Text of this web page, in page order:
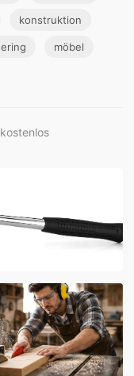
konstruktion
möbel